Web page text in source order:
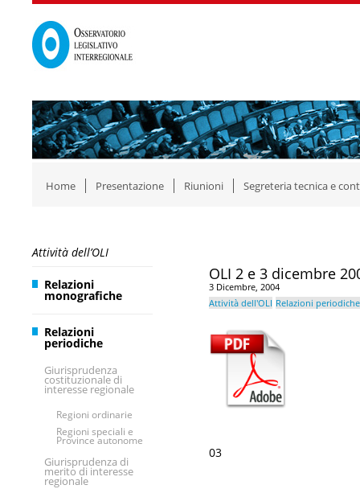
Home Presentazione Riunioni Segreteria tecnica e
Attività dell’OLI
Relazioni
monografiche
Relazioni
periodiche
Giurisprudenza
costituzionale di
interesse regionale
Regioni ordinarie
Regioni speciali e
Province autonome
Giurisprudenza di
merito di interesse
regionale
OLI 2 e 3 dicembre
3 Dicembre, 2004
Attività dell'OLI Relazioni periodiche
03